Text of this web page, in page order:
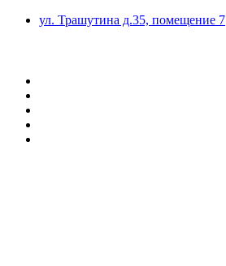
ул. Трашутина д.35, помещение 7